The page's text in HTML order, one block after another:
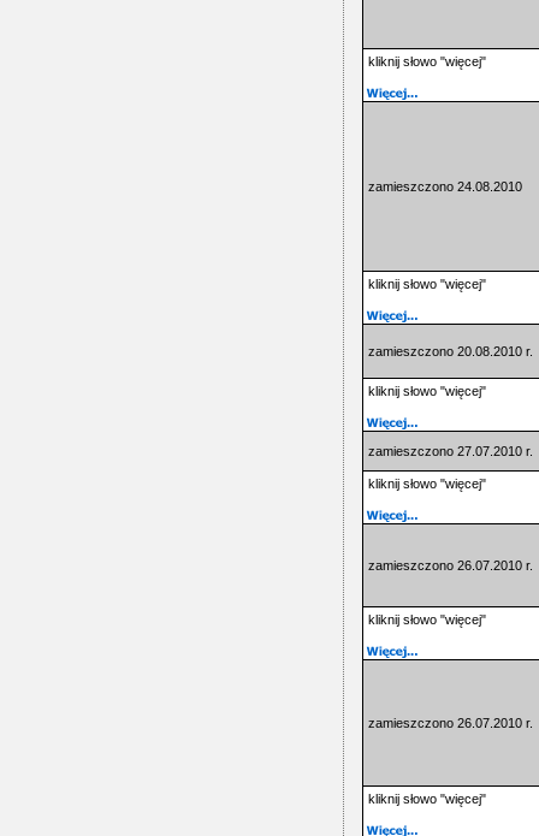
kliknij słowo "więcej"
zamieszczono 24.08.2010
kliknij słowo "więcej"
zamieszczono 20.08.2010 r.
kliknij słowo "więcej"
zamieszczono 27.07.2010 r.
kliknij słowo "więcej"
zamieszczono 26.07.2010 r.
kliknij słowo "więcej"
zamieszczono 26.07.2010 r.
kliknij słowo "więcej"